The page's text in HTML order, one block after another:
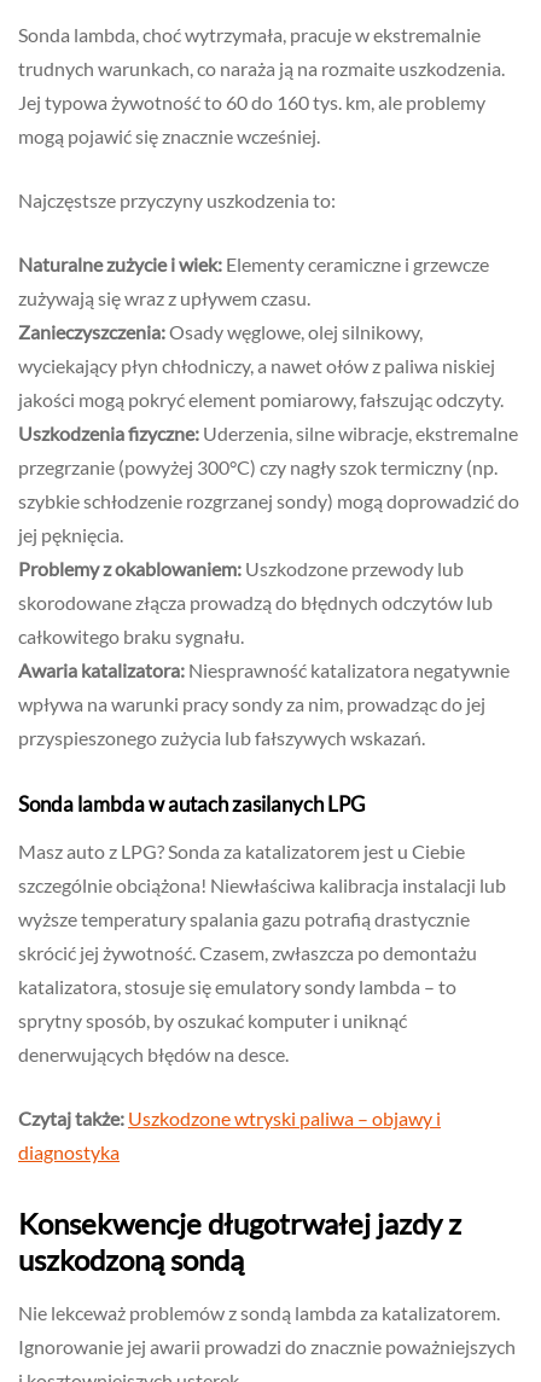
Sonda lambda, choć wytrzymała, pracuje w ekstremalnie
trudnych warunkach, co naraża ją na rozmaite uszkodzenia.
Jej typowa żywotność to 60 do 160 tys. km, ale problemy
mogą pojawić się znacznie wcześniej.
Najczęstsze przyczyny uszkodzenia to:
Naturalne zużycie i wiek: Elementy ceramiczne i grzewcze
zużywają się wraz z upływem czasu.
Zanieczyszczenia:Osady węglowe, olej silnikowy,
wyciekający płyn chłodniczy, a nawet ołów z paliwa niskiej
jakości mogą pokryć element pomiarowy, fałszując odczyty.
Uszkodzenia fizyczne: Uderzenia, silne wibracje, ekstremalne
przegrzanie (powyżej 300°C) czy nagły szok termiczny (np.
szybkie schłodzenie rozgrzanej sondy) mogą doprowadzić do
jej pęknięcia.
Problemy z okablowaniem: Uszkodzone przewody lub
skorodowane złącza prowadzą do błędnych odczytów lub
całkowitego braku sygnału.
Awaria katalizatora: Niesprawność katalizatora negatywnie
wpływa na warunki pracy sondy za nim, prowadząc do jej
przyspieszonego zużycia lub fałszywych wskazań.
Sonda lambda w autach zasilanych LPG
Masz auto z LPG? Sonda za katalizatorem jest u Ciebie
szczególnie obciążona! Niewłaściwa kalibracja instalacji lub
wyższe temperatury spalania gazu potrafią drastycznie
skrócić jej żywotność. Czasem, zwłaszcza po demontażu
katalizatora, stosuje się emulatory sondy lambda – to
sprytny sposób, by oszukać komputer i uniknąć
denerwujących błędów na desce.
Czytaj także: Uszkodzone wtryski paliwa – objawy i
diagnostyka
Konsekwencje długotrwałej jazdy z
uszkodzoną sondą
Nie lekceważ problemów z sondą lambda za katalizatorem.
Ignorowanie jej awarii prowadzi do znacznie poważniejszych